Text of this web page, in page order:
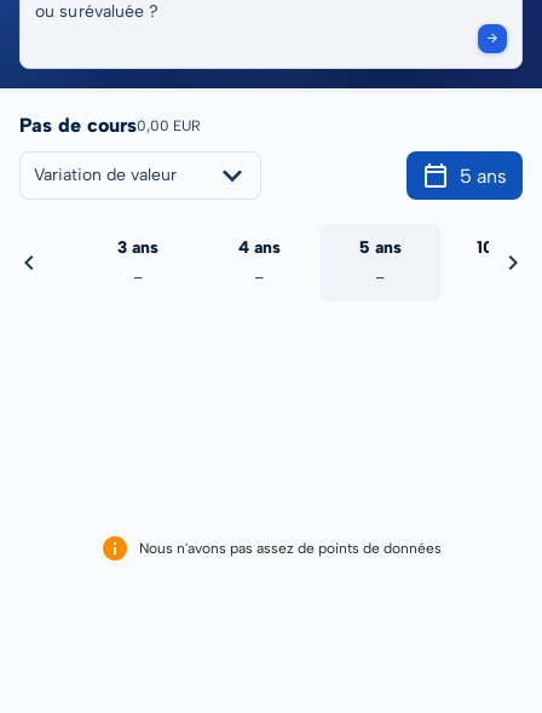
ou surévaluée ?
Pas de cours0,00 EUR
Variation de valeur 5 ans
3 ans
-
4 ans
-
5 ans
-
10 ans
Nous n'avons pas assez de points de données